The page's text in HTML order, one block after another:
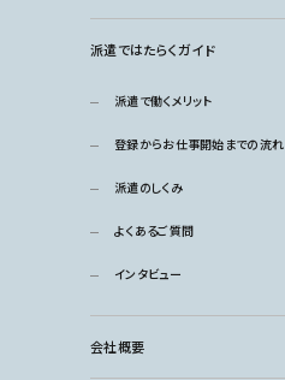
派遣ではたらくガイド
派遣で働くメリット
登録からお仕事開始までの流れ
派遣のしくみ
よくあるご質問
インタビュー
会社概要